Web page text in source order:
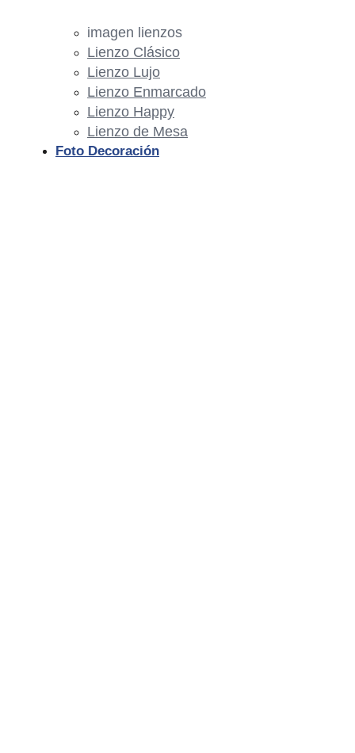
imagen lienzos
Lienzo Clásico
Lienzo Lujo
Lienzo Enmarcado
Lienzo Happy
Lienzo de Mesa
Foto Decoración